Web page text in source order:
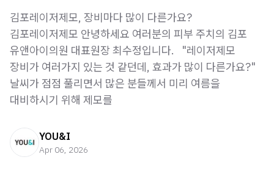
김포레이저제모, 장비마다 많이 다른가요?
김포레이저제모 안녕하세요 여러분의 피부 주치의 김포
유앤아이의원 대표원장 최수정입니다. ​ ​ "레이저제모
장비가 여러가지 있는 것 같던데, 효과가 많이 다른가요?" ​ ​
날씨가 점점 풀리면서 많은 분들께서 미리 여름을
대비하시기 위해 제모를
YOU&I
Apr 06, 2026